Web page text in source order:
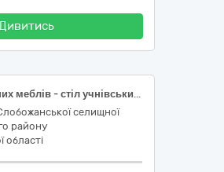
Комплекти шкільних меблів - стіл учнівський одномісний та стілець (ДК 021:2015 - 39160000-1 "Шкільні меблі")
селищної
району
області